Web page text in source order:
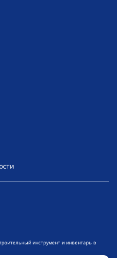
инструмент и инвентарь в